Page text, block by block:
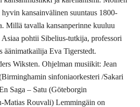
kansainvälinen suuntaus 1800-
Millä tavalla kansanperinne kuuluu
Asiaa pohtii Sibelius-tutkija, professori
äänimatkailija Eva Tigerstedt.
Wiksten. Ohjelman musiikit: Jean
sinfoniaorkesteri /Sakari
Saga – Satu (Göteborgin
Matias Rouvali) Lemmingäin on